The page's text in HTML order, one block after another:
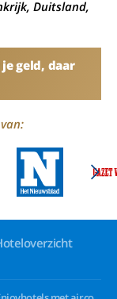
Duitsland,
geld, daar